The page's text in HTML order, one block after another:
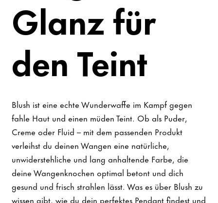
Glanz für
den Teint
Blush ist eine echte Wunderwaffe im Kampf gegen
fahle Haut und einen müden Teint. Ob als Puder,
Creme oder Fluid – mit dem passenden Produkt
verleihst du deinen Wangen eine natürliche,
unwiderstehliche und lang anhaltende Farbe, die
deine Wangenknochen optimal betont und dich
gesund und frisch strahlen lässt. Was es über Blush zu
wissen gibt, wie du dein perfektes Pendant findest und